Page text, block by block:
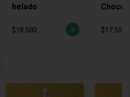
helado
$18.500 $17.500